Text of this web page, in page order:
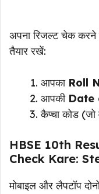
अपना रिजल्ट चेक करने
तैयार रखें:
आपका Roll
आपकी Date
कैप्चा कोड (जो
HBSE 10th
Check Kare:
मोबाइल और लैपटॉप